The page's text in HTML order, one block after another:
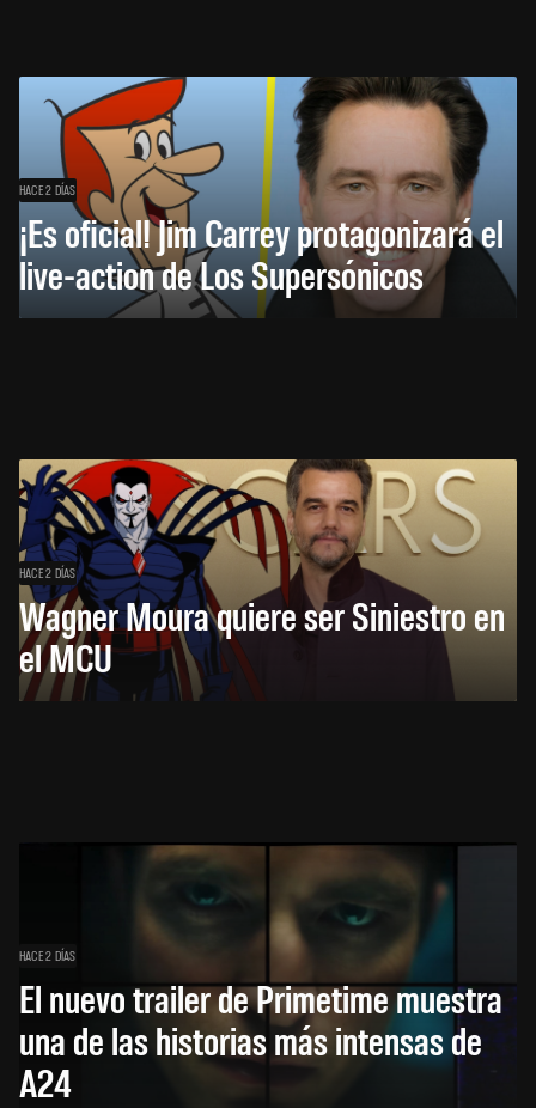
HACE 2 DÍAS
¡Es oficial! Jim Carrey protagonizará el
live-action de Los Supersónicos
HACE 2 DÍAS
Wagner Moura quiere ser Siniestro en
el MCU
HACE 2 DÍAS
El nuevo trailer de Primetime muestra
una de las historias más intensas de
A24